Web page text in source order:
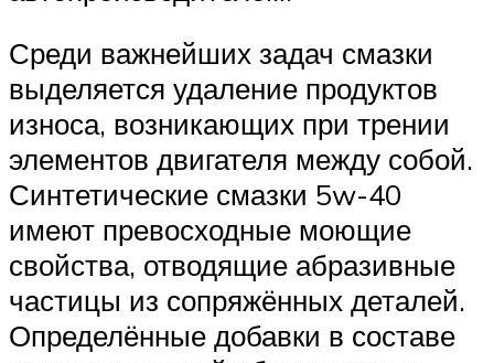
Среди важнейших задач смазки
выделяется удаление продуктов
износа, возникающих при трении
элементов двигателя между собой.
Синтетические смазки 5w-40
имеют превосходные моющие
свойства, отводящие абразивные
частицы из сопряжённых деталей.
Определённые добавки в составе